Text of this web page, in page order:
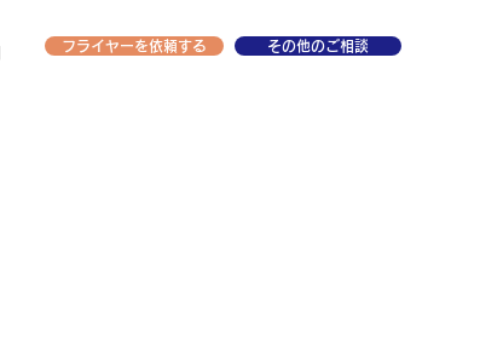
フライヤーを依頼する その他のご相談